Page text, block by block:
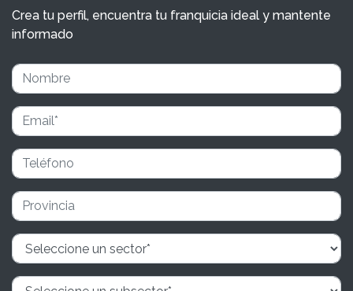
Crea tu perfil, encuentra tu franquicia ideal y mantente
informado